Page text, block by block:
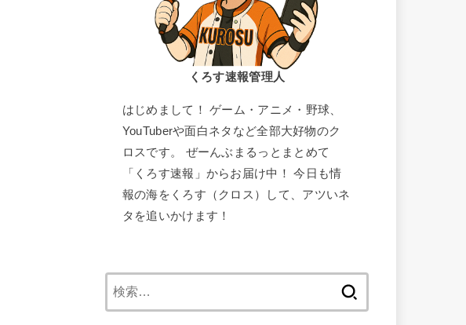
くろす速報管理人
はじめまして！ ゲーム・アニメ・野球、
YouTuberや面白ネタなど全部大好物のク
ロスです。 ぜーんぶまるっとまとめて
「くろす速報」からお届け中！ 今日も情
報の海をくろす（クロス）して、アツいネ
タを追いかけます！